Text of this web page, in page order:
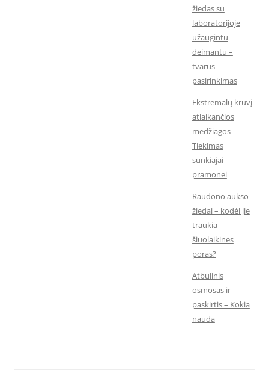
žiedas su
laboratorijoje
užaugintu
deimantu –
tvarus
pasirinkimas
Ekstremalų krūvį
atlaikančios
medžiagos –
Tiekimas
sunkiajai
pramonei
Raudono aukso
žiedai – kodėl jie
traukia
šiuolaikines
poras?
Atbulinis
osmosas ir
paskirtis – Kokia
nauda